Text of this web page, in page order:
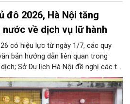
đô 2026, Hà Nội tăng
về dịch vụ lữ hành
có hiệu lực từ ngày 1/7, các quy
bản hướng dẫn liên quan trong
Sở Du lịch Hà Nội đề nghị các tổ
kinh doanh dịch vụ lữ hành trên địa
số nội dung quan trọng. Qua đó
các mục tiêu phát triển du lịch Hà